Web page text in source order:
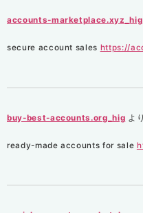
accounts-marketplace.xyz_hig
secure account sales https://
buy-best-accounts.org_hig よ
ready-made accounts for sale